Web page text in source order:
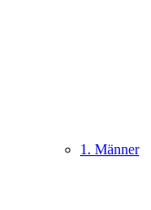
1. Männer